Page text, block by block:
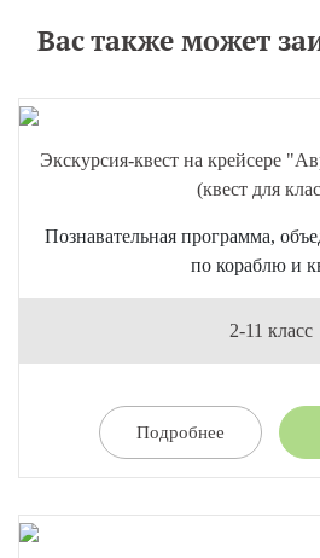
Вас также может
Экскурсия-квест на крейсере
(квест для
Познавательная программа,
по кораблю и
2-11 класс
Подробнее